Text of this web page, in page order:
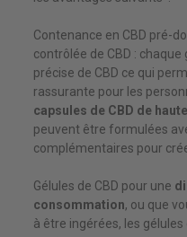
Contenance en CBD pré-
contrôlée de CBD :
précise de CBD ce qui
rassurante pour les
capsules de CBD de
peuvent être formulées
complémentaires pour
Gélules de CBD pour une
consommation, ou que
à être ingérées, les